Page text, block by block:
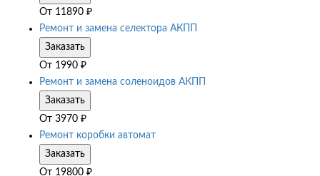
От 11890 ₽
Ремонт и замена селектора АКПП
Заказать
От 1990 ₽
Ремонт и замена соленоидов АКПП
Заказать
От 3970 ₽
Ремонт коробки автомат
Заказать
От 19800 ₽